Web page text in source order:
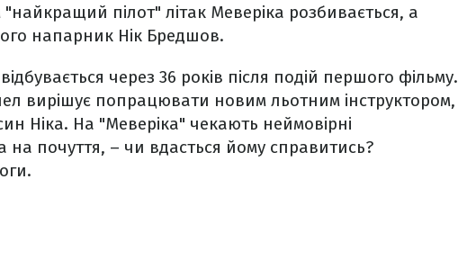
пілот" літак Меверіка розбивається, а
напарник Нік Бредшов.
через 36 років після подій першого фільму.
вирішує попрацювати новим льотним інструктором,
Ніка. На "Меверіка" чекають неймовірні
почуття, – чи вдасться йому справитись?